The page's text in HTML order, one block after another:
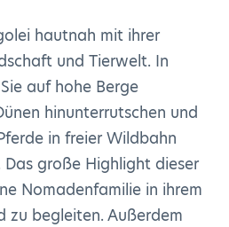
hautnah mit ihrer
und Tierwelt. In
auf hohe Berge
hinunterrutschen und
in freier Wildbahn
große Highlight dieser
Nomadenfamilie in ihrem
zu begleiten. Außerdem